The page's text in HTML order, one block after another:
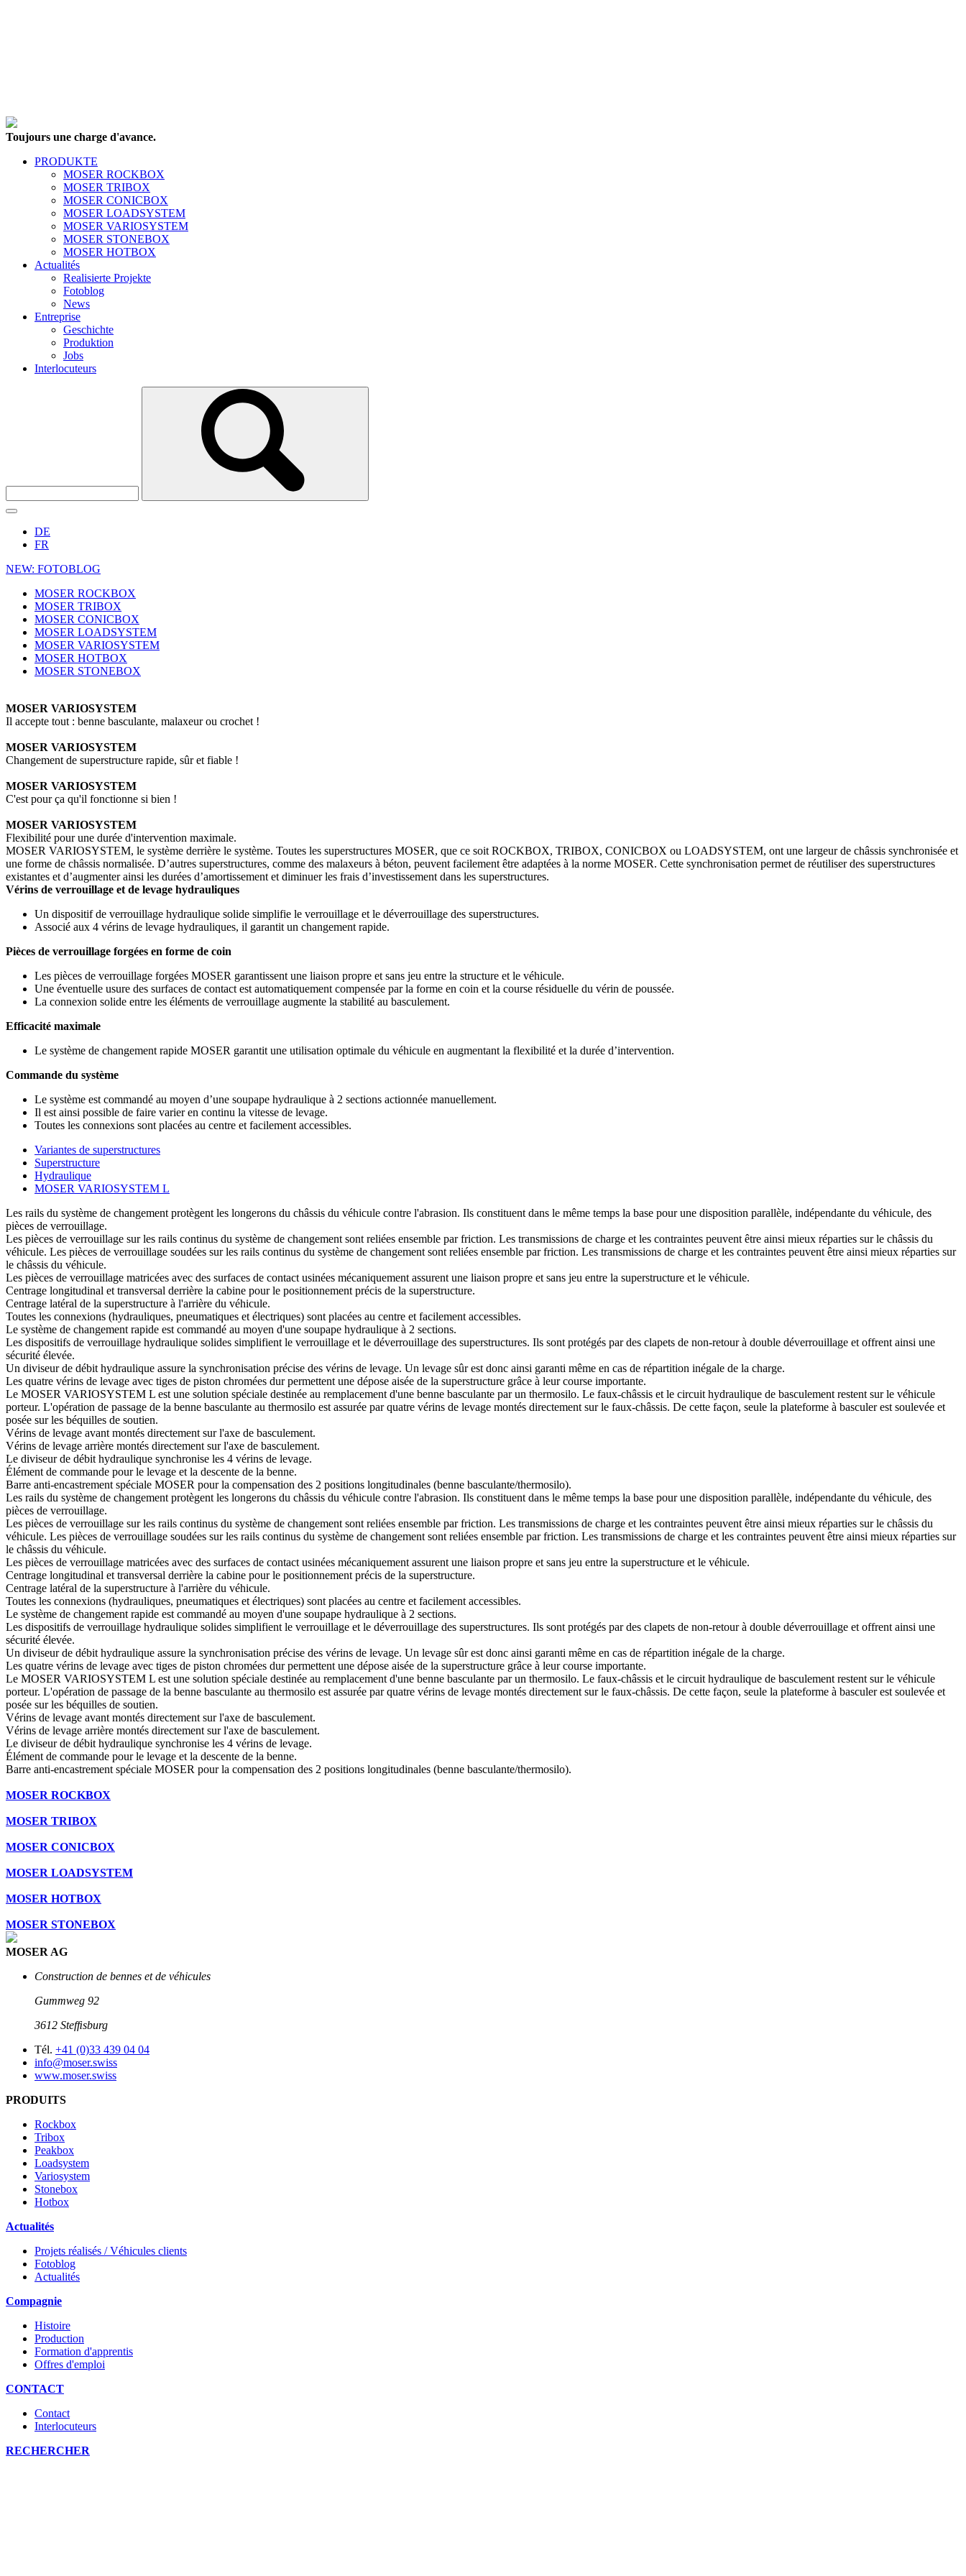
Toujours une charge d'avance.
PRODUKTE
MOSER ROCKBOX
MOSER TRIBOX
MOSER CONICBOX
MOSER LOADSYSTEM
MOSER VARIOSYSTEM
MOSER STONEBOX
MOSER HOTBOX
Actualités
Realisierte Projekte
Fotoblog
News
Entreprise
Geschichte
Produktion
Jobs
Interlocuteurs
DE
FR
NEW: FOTOBLOG
MOSER ROCKBOX
MOSER TRIBOX
MOSER CONICBOX
MOSER LOADSYSTEM
MOSER VARIOSYSTEM
MOSER HOTBOX
MOSER STONEBOX
MOSER VARIOSYSTEM
Il accepte tout : benne basculante, malaxeur ou crochet !
MOSER VARIOSYSTEM
Changement de superstructure rapide, sûr et fiable !
MOSER VARIOSYSTEM
C'est pour ça qu'il fonctionne si bien !
MOSER VARIOSYSTEM
Flexibilité pour une durée d'intervention maximale.
MOSER VARIOSYSTEM, le système derrière le système. Toutes les superstructures MOSER, que ce soit ROCKBOX, TRIBOX, CONICBOX ou LOADSYSTEM, ont une largeur de châssis synchronisée et
une forme de châssis normalisée. D’autres superstructures, comme des malaxeurs à béton, peuvent facilement être adaptées à la norme MOSER. Cette synchronisation permet de réutiliser des superstructures
existantes et d’augmenter ainsi les durées d’amortissement et diminuer les frais d’investissement dans les superstructures.
Vérins de verrouillage et de levage hydrauliques
Un dispositif de verrouillage hydraulique solide simplifie le verrouillage et le déverrouillage des superstructures.
Associé aux 4 vérins de levage hydrauliques, il garantit un changement rapide.
Pièces de verrouillage forgées en forme de coin
Les pièces de verrouillage forgées MOSER garantissent une liaison propre et sans jeu entre la structure et le véhicule.
Une éventuelle usure des surfaces de contact est automatiquement compensée par la forme en coin et la course résiduelle du vérin de poussée.
La connexion solide entre les éléments de verrouillage augmente la stabilité au basculement.
Efficacité maximale
Le système de changement rapide MOSER garantit une utilisation optimale du véhicule en augmentant la flexibilité et la durée d’intervention.
Commande du système
Le système est commandé au moyen d’une soupape hydraulique à 2 sections actionnée manuellement.
Il est ainsi possible de faire varier en continu la vitesse de levage.
Toutes les connexions sont placées au centre et facilement accessibles.
Variantes de superstructures
Superstructure
Hydraulique
MOSER VARIOSYSTEM L
Les rails du système de changement protègent les longerons du châssis du véhicule contre l'abrasion. Ils constituent dans le même temps la base pour une disposition parallèle, indépendante du véhicule, des
pièces de verrouillage.
Les pièces de verrouillage sur les rails continus du système de changement sont reliées ensemble par friction. Les transmissions de charge et les contraintes peuvent être ainsi mieux réparties sur le châssis du
véhicule. Les pièces de verrouillage soudées sur les rails continus du système de changement sont reliées ensemble par friction. Les transmissions de charge et les contraintes peuvent être ainsi mieux réparties sur
le châssis du véhicule.
Les pièces de verrouillage matricées avec des surfaces de contact usinées mécaniquement assurent une liaison propre et sans jeu entre la superstructure et le véhicule.
Centrage longitudinal et transversal derrière la cabine pour le positionnement précis de la superstructure.
Centrage latéral de la superstructure à l'arrière du véhicule.
Toutes les connexions (hydrauliques, pneumatiques et électriques) sont placées au centre et facilement accessibles.
Le système de changement rapide est commandé au moyen d'une soupape hydraulique à 2 sections.
Les dispositifs de verrouillage hydraulique solides simplifient le verrouillage et le déverrouillage des superstructures. Ils sont protégés par des clapets de non-retour à double déverrouillage et offrent ainsi une
sécurité élevée.
Un diviseur de débit hydraulique assure la synchronisation précise des vérins de levage. Un levage sûr est donc ainsi garanti même en cas de répartition inégale de la charge.
Les quatre vérins de levage avec tiges de piston chromées dur permettent une dépose aisée de la superstructure grâce à leur course importante.
Le MOSER VARIOSYSTEM L est une solution spéciale destinée au remplacement d'une benne basculante par un thermosilo. Le faux-châssis et le circuit hydraulique de basculement restent sur le véhicule
porteur. L'opération de passage de la benne basculante au thermosilo est assurée par quatre vérins de levage montés directement sur le faux-châssis. De cette façon, seule la plateforme à basculer est soulevée et
posée sur les béquilles de soutien.
Vérins de levage avant montés directement sur l'axe de basculement.
Vérins de levage arrière montés directement sur l'axe de basculement.
Le diviseur de débit hydraulique synchronise les 4 vérins de levage.
Élément de commande pour le levage et la descente de la benne.
Barre anti-encastrement spéciale MOSER pour la compensation des 2 positions longitudinales (benne basculante/thermosilo).
Les rails du système de changement protègent les longerons du châssis du véhicule contre l'abrasion. Ils constituent dans le même temps la base pour une disposition parallèle, indépendante du véhicule, des
pièces de verrouillage.
Les pièces de verrouillage sur les rails continus du système de changement sont reliées ensemble par friction. Les transmissions de charge et les contraintes peuvent être ainsi mieux réparties sur le châssis du
véhicule. Les pièces de verrouillage soudées sur les rails continus du système de changement sont reliées ensemble par friction. Les transmissions de charge et les contraintes peuvent être ainsi mieux réparties sur
le châssis du véhicule.
Les pièces de verrouillage matricées avec des surfaces de contact usinées mécaniquement assurent une liaison propre et sans jeu entre la superstructure et le véhicule.
Centrage longitudinal et transversal derrière la cabine pour le positionnement précis de la superstructure.
Centrage latéral de la superstructure à l'arrière du véhicule.
Toutes les connexions (hydrauliques, pneumatiques et électriques) sont placées au centre et facilement accessibles.
Le système de changement rapide est commandé au moyen d'une soupape hydraulique à 2 sections.
Les dispositifs de verrouillage hydraulique solides simplifient le verrouillage et le déverrouillage des superstructures. Ils sont protégés par des clapets de non-retour à double déverrouillage et offrent ainsi une
sécurité élevée.
Un diviseur de débit hydraulique assure la synchronisation précise des vérins de levage. Un levage sûr est donc ainsi garanti même en cas de répartition inégale de la charge.
Les quatre vérins de levage avec tiges de piston chromées dur permettent une dépose aisée de la superstructure grâce à leur course importante.
Le MOSER VARIOSYSTEM L est une solution spéciale destinée au remplacement d'une benne basculante par un thermosilo. Le faux-châssis et le circuit hydraulique de basculement restent sur le véhicule
porteur. L'opération de passage de la benne basculante au thermosilo est assurée par quatre vérins de levage montés directement sur le faux-châssis. De cette façon, seule la plateforme à basculer est soulevée et
posée sur les béquilles de soutien.
Vérins de levage avant montés directement sur l'axe de basculement.
Vérins de levage arrière montés directement sur l'axe de basculement.
Le diviseur de débit hydraulique synchronise les 4 vérins de levage.
Élément de commande pour le levage et la descente de la benne.
Barre anti-encastrement spéciale MOSER pour la compensation des 2 positions longitudinales (benne basculante/thermosilo).
MOSER ROCKBOX
MOSER TRIBOX
MOSER CONICBOX
MOSER LOADSYSTEM
MOSER HOTBOX
MOSER STONEBOX
MOSER AG
Construction de bennes et de véhicules
Gummweg 92
3612 Stefﬁsburg
Tél. +41 (0)33 439 04 04
info@moser.swiss
www.moser.swiss
PRODUITS
Rockbox
Tribox
Peakbox
Loadsystem
Variosystem
Stonebox
Hotbox
Actualités
Projets réalisés / Véhicules clients
Fotoblog
Actualités
Compagnie
Histoire
Production
Formation d'apprentis
Offres d'emploi
CONTACT
Contact
Interlocuteurs
RECHERCHER